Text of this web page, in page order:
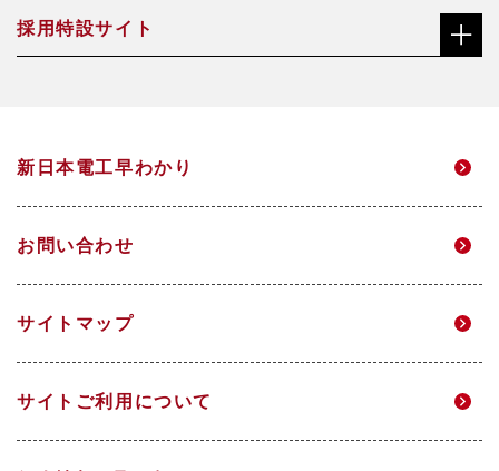
焼却灰資源化事業
研究開発
社長メッセージ（ごあいさつ）
環境
DX
人的資本経営
採用特設サイト
高校生・技能職サイト
新日本電工早わかり
お問い合わせ
サイトマップ
サイトご利用について